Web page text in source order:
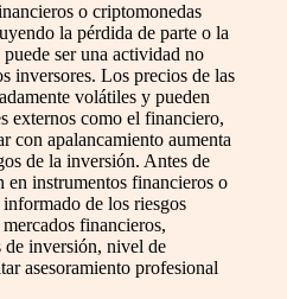
o criptomonedas
la pérdida de parte o la
ser una actividad no
inversores. Los precios de las
volátiles y pueden
externos como el financiero,
con apalancamiento aumenta
de la inversión. Antes de
instrumentos financieros o
de los riesgos
financieros,
de inversión, nivel de
asesoramiento profesional